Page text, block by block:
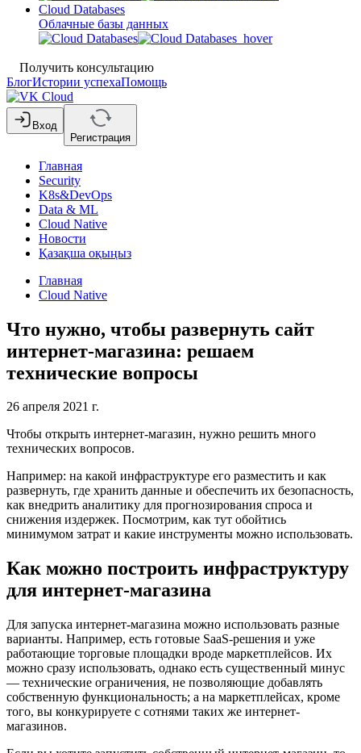
Cloud Databases
Облачные базы данных
Получить консультацию
БлогИстории успехаПомощь
Вход
Регистрация
Главная
Security
K8s&DevOps
Data & ML
Cloud Native
Новости
Қазақша оқыңыз
Главная
Cloud Native
Что нужно, чтобы развернуть сайт
интернет-магазина: решаем
технические вопросы
26 апреля 2021 г.
Чтобы открыть интернет-магазин, нужно решить много
технических вопросов.
Например: на какой инфраструктуре его разместить и как
развернуть, где хранить данные и обеспечить их безопасность,
как внедрить аналитику для прогнозирования спроса и
снижения издержек. Посмотрим, как тут обойтись
минимумом затрат и какие инструменты можно использовать.
Как можно построить инфраструктуру
для интернет-магазина
Для запуска интернет-магазина можно использовать разные
варианты. Например, есть готовые SaaS-решения и уже
работающие торговые площадки вроде маркетплейсов. Их
можно сразу использовать, однако есть существенный минус
— технические ограничения, не позволяющие добавлять
собственную функциональность; а на маркетплейсах, кроме
того, вы конкурируете с сотнями таких же интернет-
магазинов.